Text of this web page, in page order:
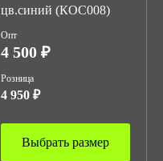
цв.синий (КОС008)
Опт
4 500 ₽
Розница
4 950 ₽
Выбрать размер